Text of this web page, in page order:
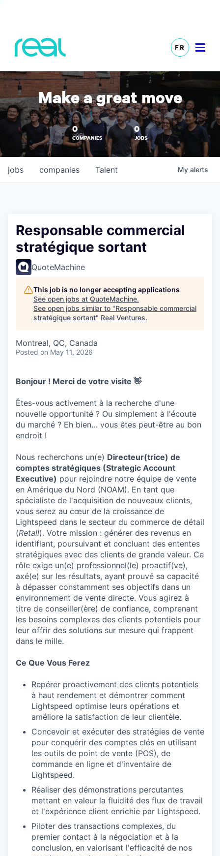
FR
Make a great move
0
COMPANIES
0
JOBS
jobs companies Talent My alerts
Responsable commercial
stratégique sortant
QuoteMachine
This job is no longer accepting applications
See open jobs at QuoteMachine.
See open jobs similar to "Responsable commercial
stratégique sortant" Real Ventures.
Montreal, QC, Canada
Posted on May 11, 2026
Bonjour ! Merci de votre visite 👋
Êtes-vous activement à la recherche d'une
nouvelle opportunité ? Ou simplement à l'écoute
du marché ? Eh bien… vous êtes peut-être au bon
endroit !
Nous recherchons un(e) Directeur(trice) de
comptes stratégiques (Strategic Account
Executive) pour rejoindre notre équipe de vente
en Amérique du Nord (NOAM). En tant que
spécialiste de l'acquisition de nouveaux clients,
vous serez au cœur de la croissance de
Lightspeed dans le secteur du commerce de détail
(Retail). Votre mission : générer des revenus en
identifiant, poursuivant et concluant des ententes
stratégiques avec des clients de grande valeur. Ce
rôle exige un(e) professionnel(le) proactif(ve),
axé(e) sur les résultats, ayant prouvé sa capacité
à dépasser constamment ses objectifs dans un
environnement de vente directe. Vous agirez à
titre de conseiller(ère) de confiance, comprenant
les besoins complexes des clients potentiels pour
leur offrir des solutions sur mesure qui frappent
dans le mille.
Ce Que Vous Ferez
Repérer proactivement des clients potentiels
à haut rendement et démontrer comment
Lightspeed optimise leurs opérations et
améliore la satisfaction de leur clientèle.
Concevoir et exécuter des stratégies de vente
pour conquérir des comptes clés en utilisant
les outils de point de vente (POS), de
commande en ligne et d'inventaire de
Lightspeed.
Réaliser des démonstrations percutantes
mettant en valeur la fluidité des flux de travail
et l'expérience client enrichie par Lightspeed.
Piloter des transactions complexes, du
premier contact à la négociation et à la
conclusion, en valorisant l'efficacité de nos